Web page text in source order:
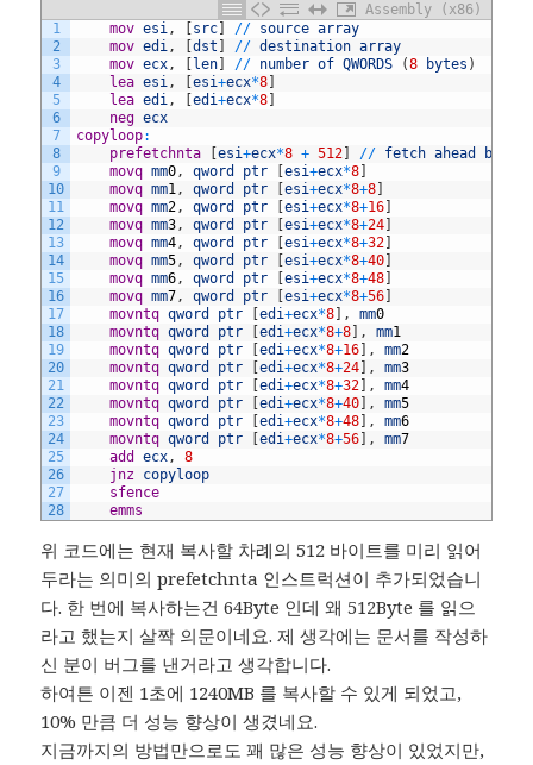
Assembly (x86)
1
2
3
4
5
6
7
8
9
10
11
12
13
14
15
16
17
18
19
20
21
22
23
24
25
26
27
28
	mov
esi, src // source array
	mov
edi, [dst // destination array
	mov
ecx, len // number of QWORDS (8 bytes )
	lea
esi, [esi+ecx*8
	lea
edi, [edi+ecx*8
	neg
ecx
copyloop:
	prefetchnta
[esi+ecx*8 + 512 // fetch ahead by
	movq
mm0, qword ptr [esi+ecx*8
	movq
mm1, qword ptr [esi+ecx*8+8
	movq
mm2, qword ptr [esi+ecx*8+16
	movq
mm3, qword ptr [esi+ecx*8+24
	movq
mm4, qword ptr [esi+ecx*8+32
	movq
mm5, qword ptr [esi+ecx*8+40
	movq
mm6, qword ptr [esi+ecx*8+48
	movq
mm7, qword ptr [esi+ecx*8+56
	movntq
qword ptr [edi+ecx*8 , mm0
	movntq
qword ptr [edi+ecx*8+8 , mm1
	movntq
qword ptr [edi+ecx*8+16 , mm2
	movntq
qword ptr [edi+ecx*8+24 , mm3
	movntq
qword ptr [edi+ecx*8+32 , mm4
	movntq
qword ptr [edi+ecx*8+40 , mm5
	movntq
qword ptr [edi+ecx*8+48 , mm6
	movntq
qword ptr [edi+ecx*8+56 , mm7
	add
ecx,
8
	jnz
copyloop
	sfence
	emms
위 코드에는 현재 복사할 차례의 512 바이트를 미리 읽어
두라는 의미의 prefetchnta 인스트럭션이 추가되었습니
다. 한 번에 복사하는건 64Byte 인데 왜 512Byte 를 읽으
라고 했는지 살짝 의문이네요. 제 생각에는 문서를 작성하
신 분이 버그를 낸거라고 생각합니다.
하여튼 이젠 1초에 1240MB 를 복사할 수 있게 되었고,
10% 만큼 더 성능 향상이 생겼네요.
지금까지의 방법만으로도 꽤 많은 성능 향상이 있었지만,